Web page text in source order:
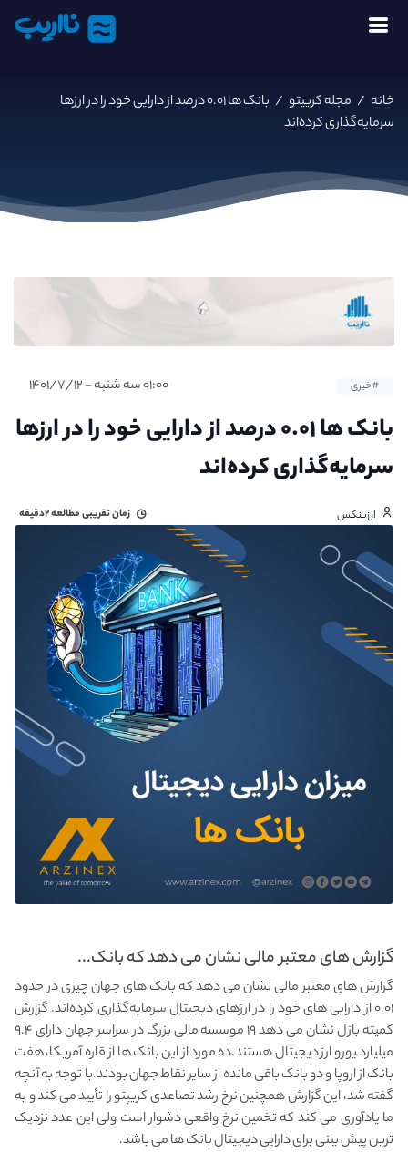
نااریب
خانه / مجله کریپتو /
بانک‌ ها ۰.۰۱ درصد از دارایی‌ خود را در ارزها
سرمایه‌گذاری کرده‌اند
#خبری ۰۱:۰۰ سه شنبه - ۱۴۰۱/۷/۱۲
بانک‌ ها ۰.۰۱ درصد از دارایی‌ خود را در ارزها
سرمایه‌گذاری کرده‌اند
ارزینکس زمان تقریبی مطالعه۲دقیقه
گزارش های معتبر مالی نشان می دهد که بانک...
گزارش های معتبر مالی نشان می دهد که بانک های جهان چیزی در حدود
۰.۰۱ از دارایی های خود را در ارزهای دیجیتال سرمایه‌گذاری کرده‌اند. گزارش
کمیته بازل نشان می دهد ۱۹ موسسه مالی بزرگ در سراسر جهان دارای ۹.۴
میلیارد یورو ارز دیجیتال هستند.ده مورد از این بانک ها از قاره آمریکا، هفت
بانک از اروپا و دو بانک باقی مانده از سایر نقاط جهان بودند.با توجه به آنچه
گفته شد، این گزارش همچنین نرخ رشد تصاعدی کریپتو را تأیید می کند و به
ما یادآوری می کند که تخمین نرخ واقعی دشوار است ولی این عدد نزدیک
ترین پیش بینی برای دارایی دیجیتال بانک ها می باشد.